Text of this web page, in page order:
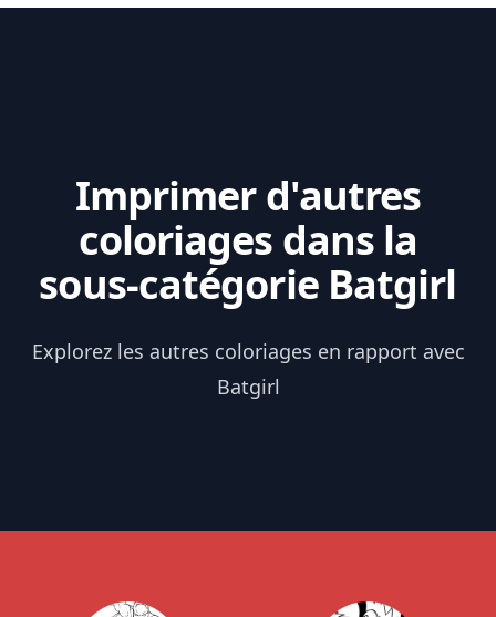
Imprimer d'autres
coloriages dans la
sous-catégorie Batgirl
Explorez les autres coloriages en rapport avec
Batgirl